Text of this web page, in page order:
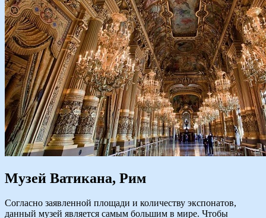
Музей Ватикана, Рим
Согласно заявленной площади и количеству экспонатов,
данный музей является самым большим в мире. Чтобы